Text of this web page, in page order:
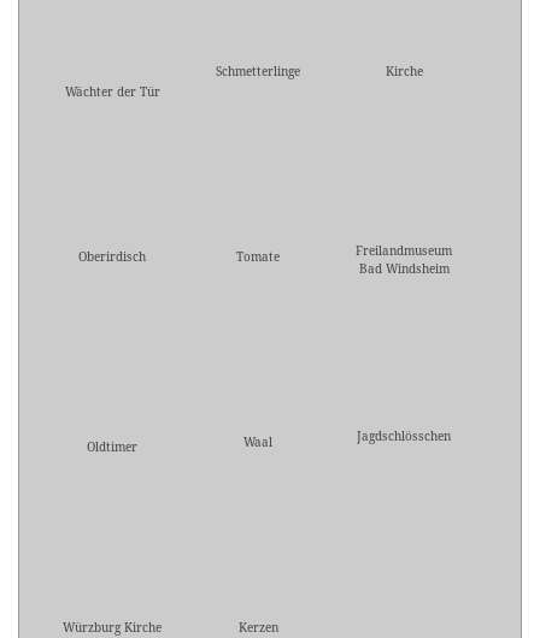
Wächter der Tür
Schmetterlinge Kirche
Oberirdisch Tomate
Freilandmuseum
Bad Windsheim
Oldtimer Waal Jagdschlösschen
Würzburg Kirche Kerzen